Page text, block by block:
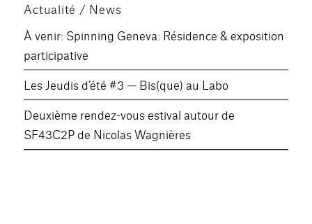
Actualité / News
À venir: Spinning Geneva: Résidence & exposition
participative
Les Jeudis d’été #3 — Bis(que) au Labo
Deuxième rendez-vous estival autour de
SF43C2P de Nicolas Wagnières